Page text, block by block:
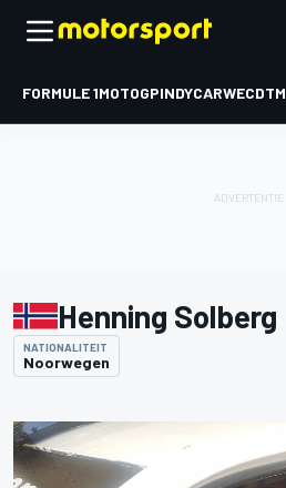
FORMULE 1MOTOGPINDYCARWECDTM
Henning Solberg
NATIONALITEIT
Noorwegen